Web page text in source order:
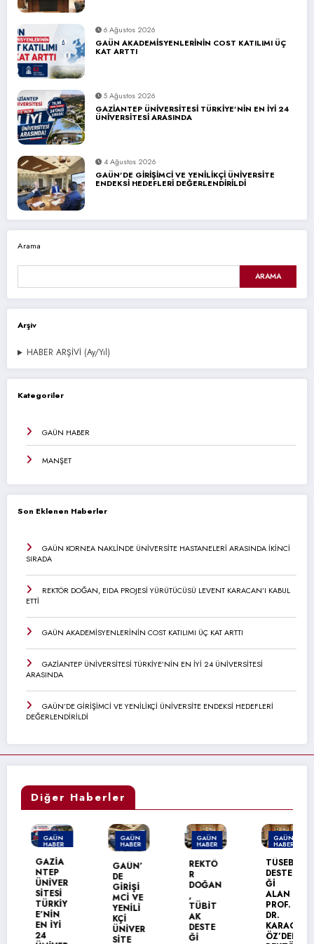
6 Ağustos 2026
GAÜN AKADEMİSYENLERİNİN COST KATILIMI ÜÇ
KAT ARTTI
5 Ağustos 2026
GAZİANTEP ÜNİVERSİTESİ TÜRKİYE’NİN EN İYİ 24
ÜNİVERSİTESİ ARASINDA
4 Ağustos 2026
GAÜN’DE GİRİŞİMCİ VE YENİLİKÇİ ÜNİVERSİTE
ENDEKSİ HEDEFLERİ DEĞERLENDİRİLDİ
Arama
ARAMA
Arşiv
HABER ARŞİVİ (Ay/Yıl)
Kategoriler
GAÜN HABER
MANŞET
Son Eklenen Haberler
GAÜN KORNEA NAKLİNDE ÜNİVERSİTE HASTANELERİ ARASINDA İKİNCİ
SIRADA
REKTÖR DOĞAN, EIDA PROJESİ YÜRÜTÜCÜSÜ LEVENT KARACAN’I KABUL
ETTİ
GAÜN AKADEMİSYENLERİNİN COST KATILIMI ÜÇ KAT ARTTI
GAZİANTEP ÜNİVERSİTESİ TÜRKİYE’NİN EN İYİ 24 ÜNİVERSİTESİ
ARASINDA
GAÜN’DE GİRİŞİMCİ VE YENİLİKÇİ ÜNİVERSİTE ENDEKSİ HEDEFLERİ
DEĞERLENDİRİLDİ
Diğer Haberler
GAÜN
HABER
MANŞET
GAZİA
NTEP
ÜNİVER
SİTESİ
TÜRKİY
E’NİN
EN İYİ
24
GAÜN
HABER
GAÜN’
GİRİŞİ
MCİ VE
YENİLİ
KÇİ
ÜNİVER
SİTE
GAÜN
HABER
REKTÖ
DOĞAN
TÜBİT
AK
DESTE
Ğİ
GAÜN
HABER
TÜSEB
DESTE
ALAN
PROF.
DR.
KARAG
ÖZ’DEN